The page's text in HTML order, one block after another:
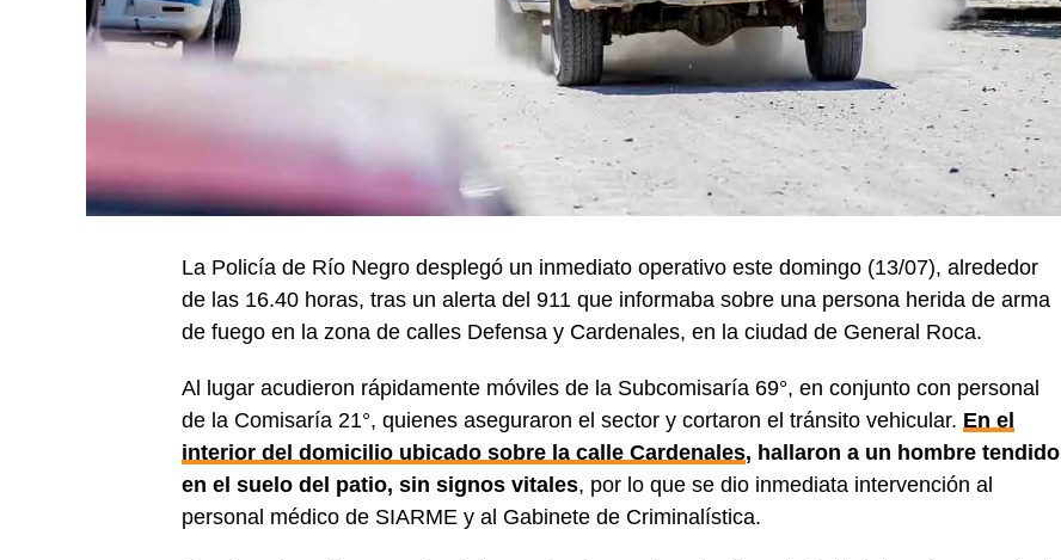
La Policía de Río Negro desplegó un inmediato operativo este domingo (13/07), alrededor
de las 16.40 horas, tras un alerta del 911 que informaba sobre una persona herida de arma
de fuego en la zona de calles Defensa y Cardenales, en la ciudad de General Roca.
Al lugar acudieron rápidamente móviles de la Subcomisaría 69°, en conjunto con personal
de la Comisaría 21°, quienes aseguraron el sector y cortaron el tránsito vehicular. En el
interior del domicilio ubicado sobre la calle Cardenales, hallaron a un hombre tendido
en el suelo del patio, sin signos vitales, por lo que se dio inmediata intervención al
personal médico de SIARME y al Gabinete de Criminalística.